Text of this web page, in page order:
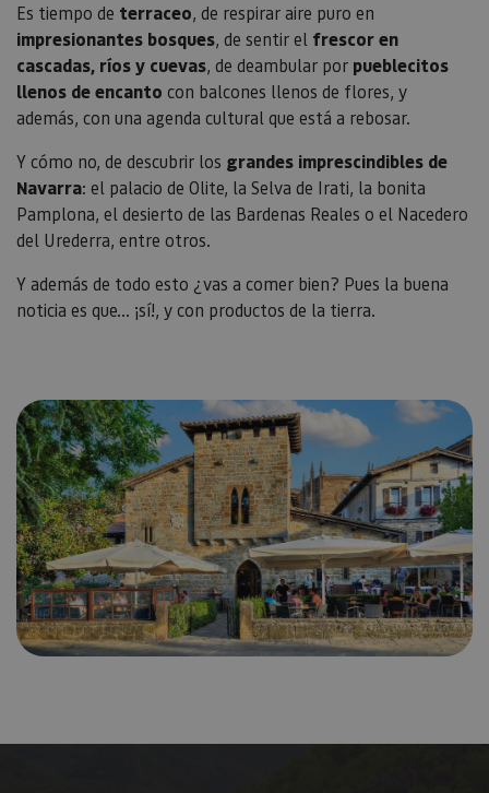
Es tiempo de terraceo, de respirar aire puro en
impresionantes bosques, de sentir el frescor en
cascadas, ríos y cuevas, de deambular por pueblecitos
llenos de encanto con balcones llenos de flores, y
además, con una agenda cultural que está a rebosar.
Y cómo no, de descubrir los grandes imprescindibles de
Navarra: el palacio de Olite, la Selva de Irati, la bonita
Pamplona, el desierto de las Bardenas Reales o el Nacedero
del Urederra, entre otros.
Y además de todo esto ¿vas a comer bien? Pues la buena
noticia es que... ¡sí!, y con productos de la tierra.